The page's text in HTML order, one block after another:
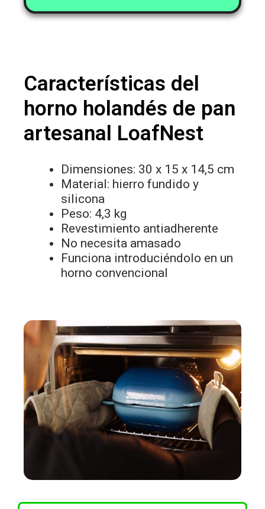
Características del
horno holandés de pan
artesanal LoafNest
Dimensiones: 30 x 15 x 14,5 cm
Material: hierro fundido y
silicona
Peso: 4,3 kg
Revestimiento antiadherente
No necesita amasado
Funciona introduciéndolo en un
horno convencional